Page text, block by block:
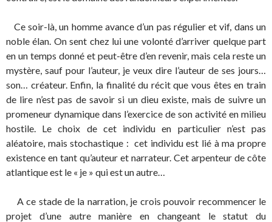
Ce soir-là, un homme avance d’un pas régulier et vif, dans un
noble élan. On sent chez lui une volonté d’arriver quelque part
en un temps donné et peut-être d’en revenir, mais cela reste un
mystère, sauf pour l’auteur, je veux dire l’auteur de ses jours…
son… créateur. Enfin, la finalité du récit que vous êtes en train
de lire n’est pas de savoir si un dieu existe, mais de suivre un
promeneur dynamique dans l’exercice de son activité en milieu
hostile. Le choix de cet individu en particulier n’est pas
aléatoire, mais stochastique : cet individu est lié à ma propre
existence en tant qu’auteur et narrateur. Cet arpenteur de côte
atlantique est le « je » qui est un autre…
A ce stade de la narration, je crois pouvoir recommencer le
projet d’une autre manière en changeant le statut du